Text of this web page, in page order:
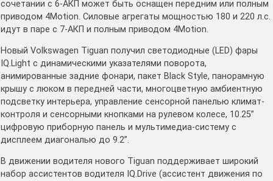
сочетании с 6-АКП может быть оснащен передним или полным
приводом 4Motion. Силовые агрегаты мощностью 180 и 220 л.с.
идут в паре с 7-АКП и полным приводом 4Motion.
Новый Volkswagen Tiguan получил светодиодные (LED) фары
IQ.Light с динамическими указателями поворота,
анимированные задние фонари, пакет Black Style, панорамную
крышу с люком в передней части, многоцветную амбиентную
подсветку интерьера, управление сенсорной панелью климат-
контроля и сенсорными кнопками на рулевом колесе, 10.25”
цифровую приборную панель и мультимедиа-систему с
дисплеем диагональю до 9.2”.
В движении водителя нового Tiguan поддерживает широкий
набор ассистентов водителя IQ.Drive (ассистент движения по